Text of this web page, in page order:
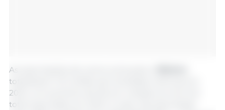
As exportações de carne suína para o
totalizaram 1,15 milhão de toneladas métricas em
2024, um aumento de 5% em relação ao enorme
total exportado em 2023. O valor da exportação